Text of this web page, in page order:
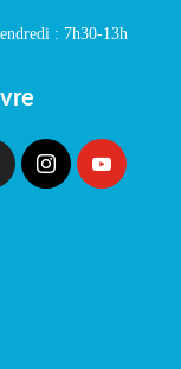
: 7h30-13h